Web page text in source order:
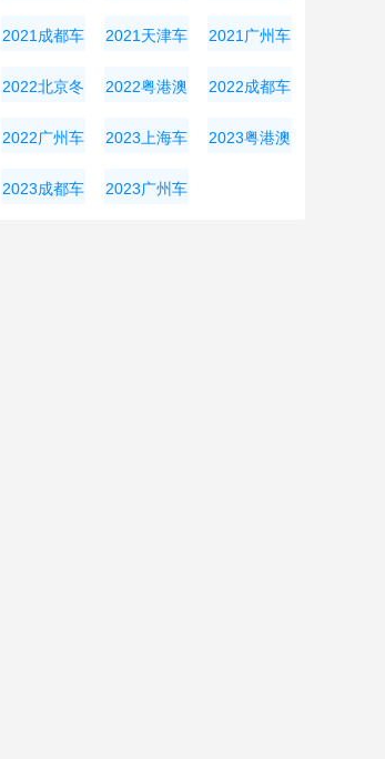
展周边
2021成都车
展
2021天津车
展
2021广州车
展
2022北京冬
奥会
2022粤港澳
大湾区车展
2022成都车
展
2022广州车
展
2023上海车
展
2023粤港澳
2023成都车 2023广州车